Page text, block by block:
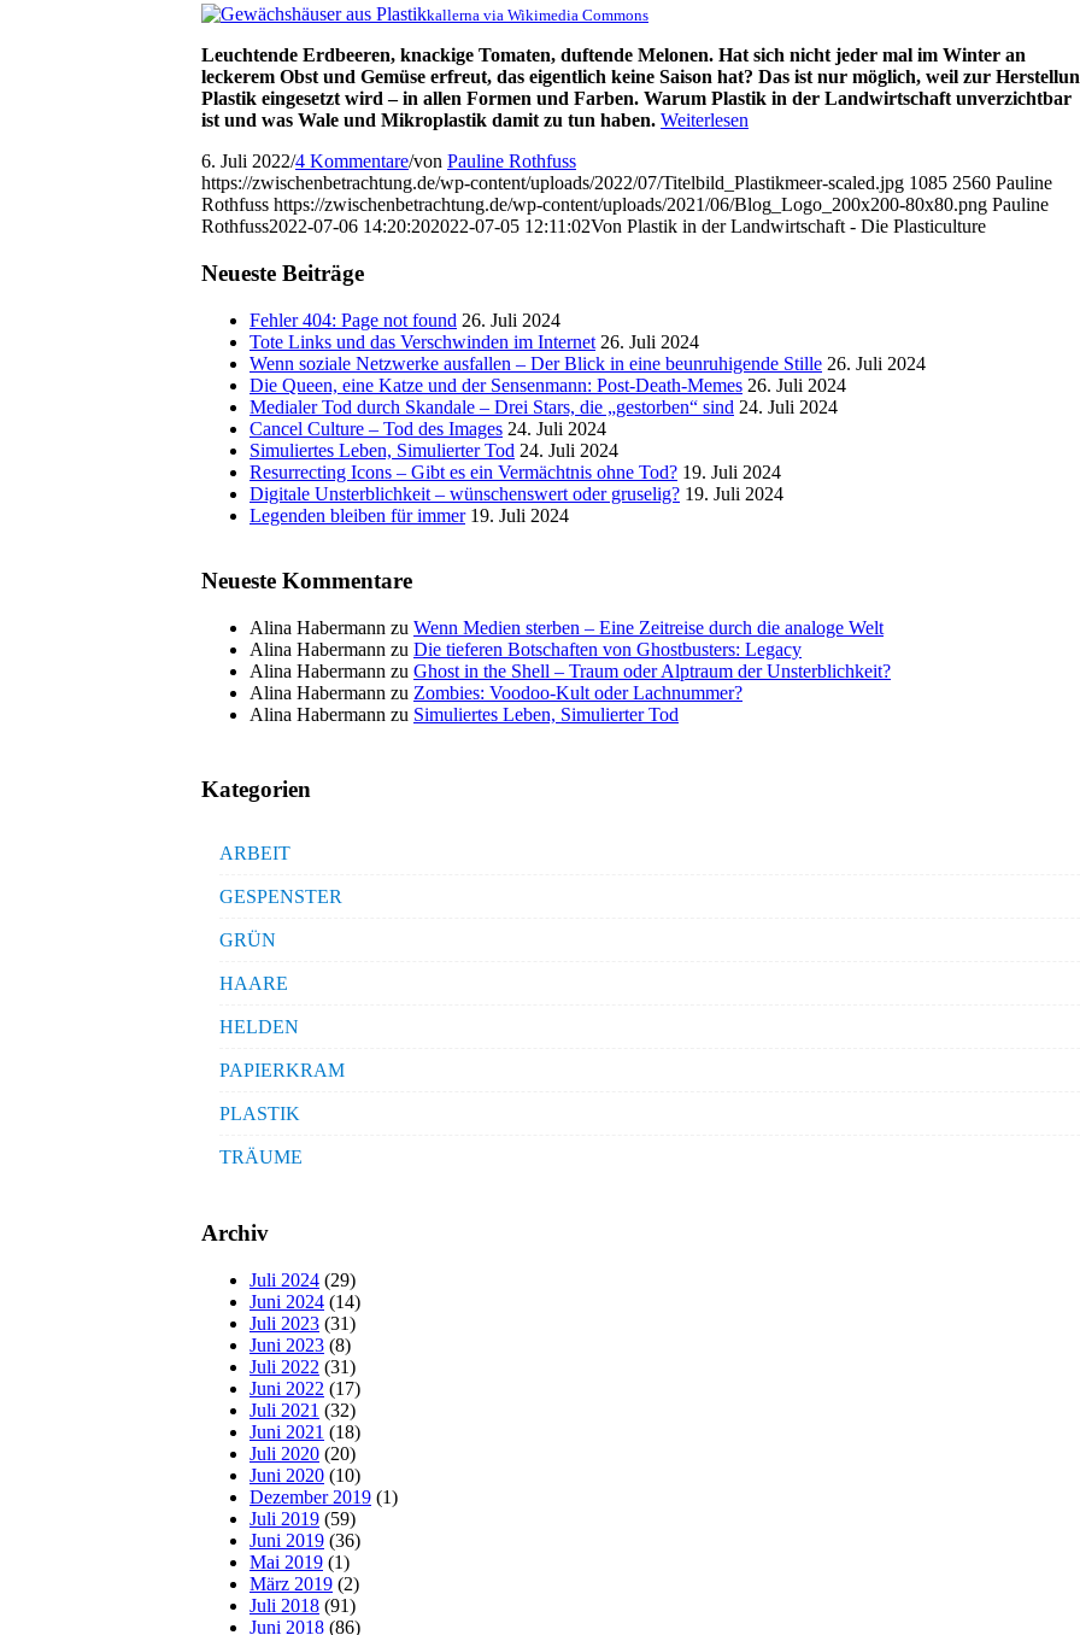
kallerna via Wikimedia Commons
Leuchtende Erdbeeren, knackige Tomaten, duftende Melonen. Hat sich nicht jeder mal im Winter an
leckerem Obst und Gemüse erfreut, das eigentlich keine Saison hat? Das ist nur möglich, weil zur
Plastik eingesetzt wird – in allen Formen und Farben. Warum Plastik in der Landwirtschaft unverzichtbar
ist und was Wale und Mikroplastik damit zu tun haben. Weiterlesen
6. Juli 2022/4 Kommentare/von Pauline Rothfuss
https://zwischenbetrachtung.de/wp-content/uploads/2022/07/Titelbild_Plastikmeer-scaled.jpg 1085 2560 Pauline
Rothfuss https://zwischenbetrachtung.de/wp-content/uploads/2021/06/Blog_Logo_200x200-80x80.png Pauline
Rothfuss2022-07-06 14:20:202022-07-05 12:11:02Von Plastik in der Landwirtschaft - Die Plasticulture
Neueste Beiträge
Fehler 404: Page not found 26. Juli 2024
Tote Links und das Verschwinden im Internet 26. Juli 2024
Wenn soziale Netzwerke ausfallen – Der Blick in eine beunruhigende Stille 26. Juli 2024
Die Queen, eine Katze und der Sensenmann: Post-Death-Memes 26. Juli 2024
Medialer Tod durch Skandale – Drei Stars, die „gestorben“ sind 24. Juli 2024
Cancel Culture – Tod des Images 24. Juli 2024
Simuliertes Leben, Simulierter Tod 24. Juli 2024
Resurrecting Icons – Gibt es ein Vermächtnis ohne Tod? 19. Juli 2024
Digitale Unsterblichkeit – wünschenswert oder gruselig? 19. Juli 2024
Legenden bleiben für immer 19. Juli 2024
Neueste Kommentare
Alina Habermann zu Wenn Medien sterben – Eine Zeitreise durch die analoge Welt
Alina Habermann zu Die tieferen Botschaften von Ghostbusters: Legacy
Alina Habermann zu Ghost in the Shell – Traum oder Alptraum der Unsterblichkeit?
Alina Habermann zu Zombies: Voodoo-Kult oder Lachnummer?
Alina Habermann zu Simuliertes Leben, Simulierter Tod
Kategorien
ARBEIT
GESPENSTER
GRÜN
HAARE
HELDEN
PAPIERKRAM
PLASTIK
TRÄUME
Archiv
Juli 2024 (29)
Juni 2024 (14)
Juli 2023 (31)
Juni 2023 (8)
Juli 2022 (31)
Juni 2022 (17)
Juli 2021 (32)
Juni 2021 (18)
Juli 2020 (20)
Juni 2020 (10)
Dezember 2019 (1)
Juli 2019 (59)
Juni 2019 (36)
Mai 2019 (1)
März 2019 (2)
Juli 2018 (91)
Juni 2018 (86)